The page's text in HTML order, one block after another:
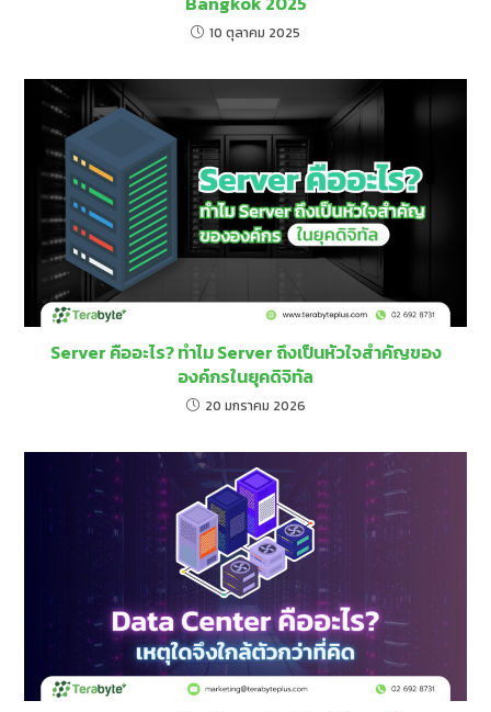
10 ตุลาคม 2025
Server คืออะไร? ทำไม Server ถึงเป็นหัวใจสำคัญของ
องค์กรในยุคดิจิทัล
20 มกราคม 2026